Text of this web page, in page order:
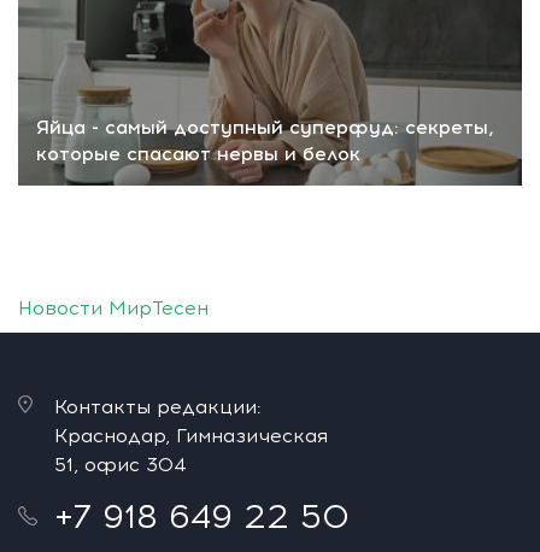
Яйца - самый доступный суперфуд: секреты,
которые спасают нервы и белок
Новости МирТесен
Контакты редакции:
Краснодар, Гимназическая
51, офис 304
+7 918 649 22 50